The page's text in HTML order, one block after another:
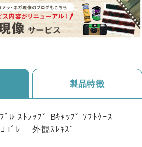
製品特徴
ﾙ ｽﾄﾗｯﾌﾟ Bｷｬｯﾌﾟ ｿﾌﾄｹｰｽ
ｺﾞﾚ 外観ｽﾚｷｽﾞ